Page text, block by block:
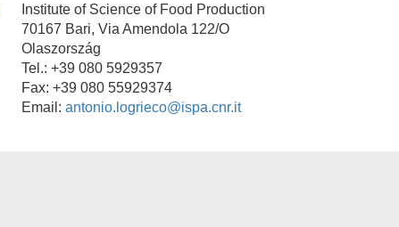
Institute of Science of Food Production
70167 Bari, Via Amendola 122/O
Olaszország
Tel.: +39 080 5929357
Fax: +39 080 55929374
Email: antonio.logrieco@ispa.cnr.it